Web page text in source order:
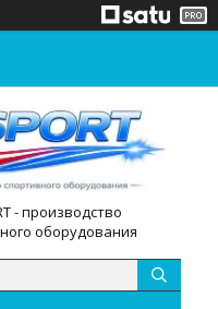
- производство
оборудования